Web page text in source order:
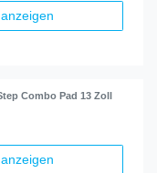
Combo Pad 13 Zoll